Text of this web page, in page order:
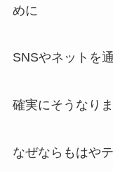
めに
SNSやネットを
確実にそうなりま
なぜならもはや